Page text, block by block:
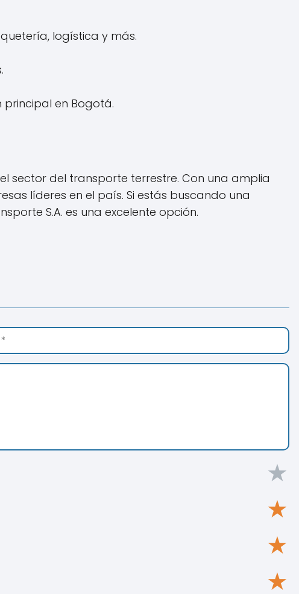
logística y más.
en Bogotá.
sector del transporte terrestre. Con una amplia
líderes en el país. Si estás buscando una
S.A. es una excelente opción.
★
★
★
★